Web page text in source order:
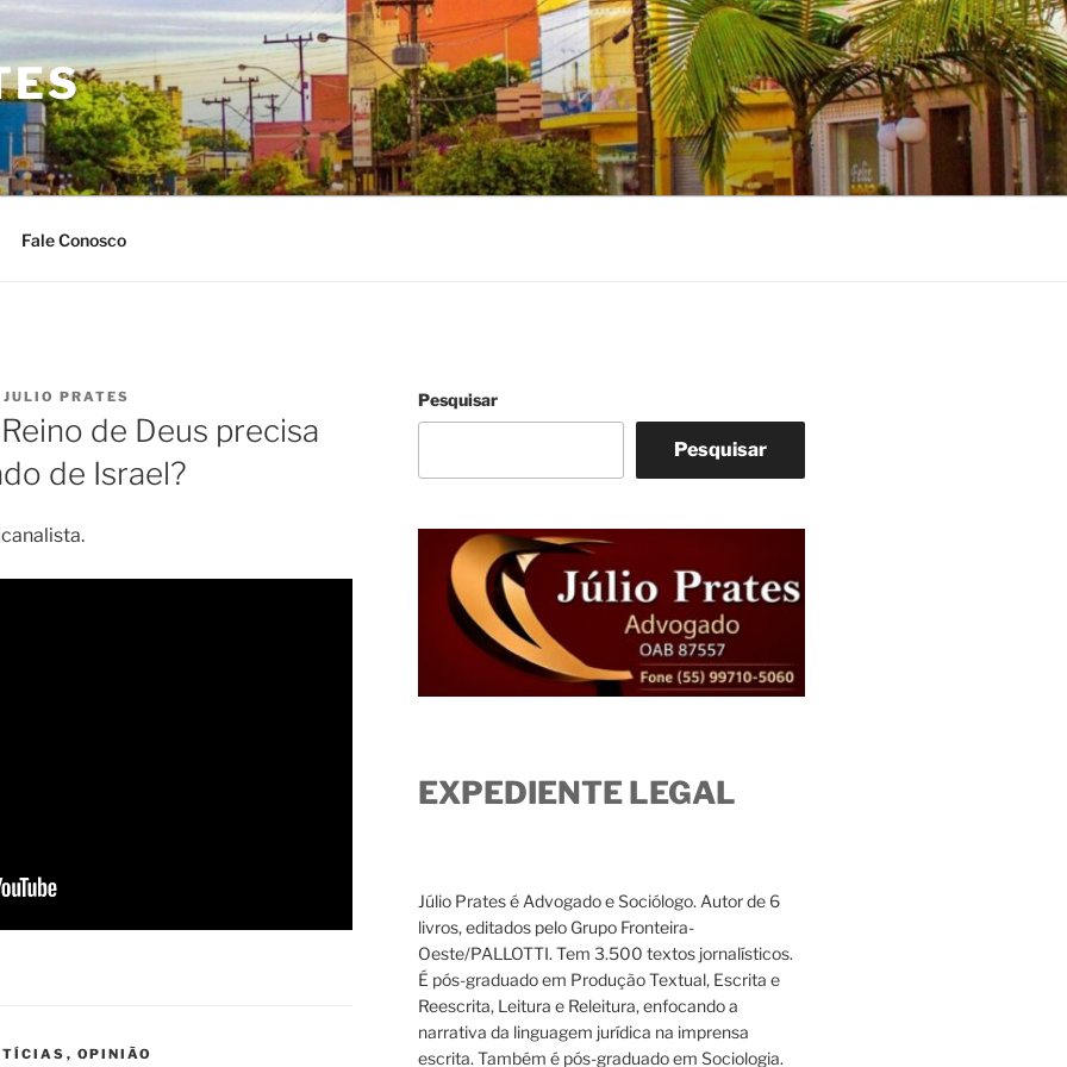
Fale Conosco
JULIO PRATES
de Deus precisa
de Israel?
, OPINIÃO
Pesquisar
Pesquisar
EXPEDIENTE LEGAL
Júlio Prates é Advogado e Sociólogo. Autor de 6
livros, editados pelo Grupo Fronteira-
Oeste/PALLOTTI. Tem 3.500 textos jornalísticos.
É pós-graduado em Produção Textual, Escrita e
Reescrita, Leitura e Releitura, enfocando a
narrativa da linguagem jurídica na imprensa
escrita. Também é pós-graduado em Sociologia.